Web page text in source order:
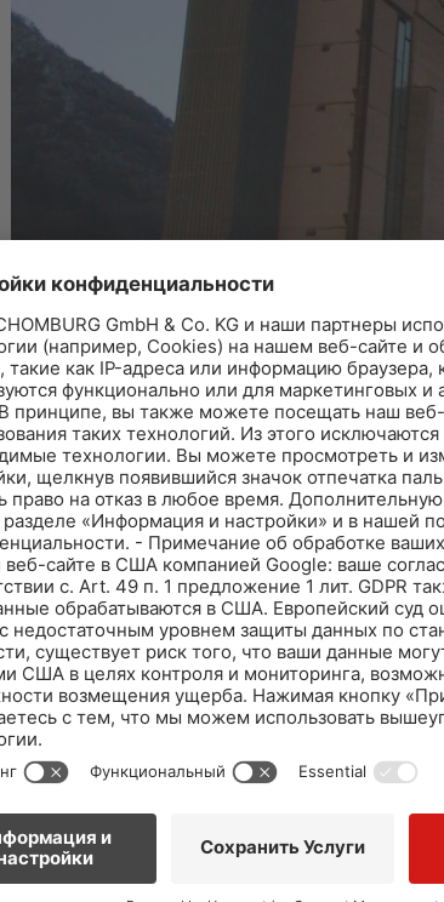
Плавательный бассейн на круизном судне
Jayavarman, Вьетнам